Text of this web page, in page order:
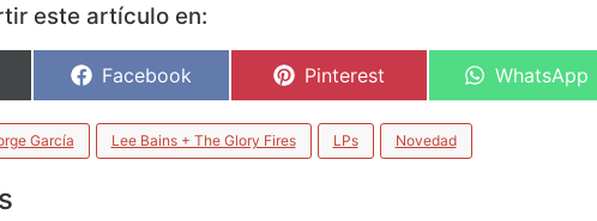
este artículo en:
Facebook Pinterest WhatsApp
García Lee Bains + The Glory Fires LPs Novedad